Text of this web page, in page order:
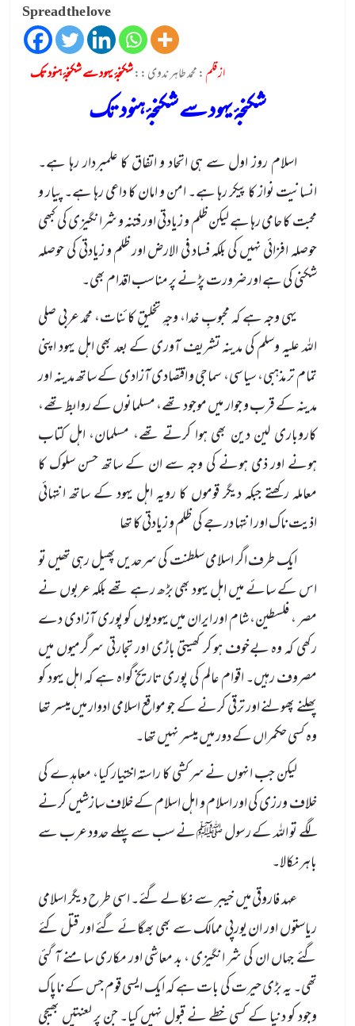
Spread the love
از قلم: محمد طاہر ندوی ::شکنجۂ یہود سے شکنجۂ ہنود تک
شکنجۂ یہود سے شکنجۂ ہنود تک
اسلام روز اول سے ہی اتحاد و اتفاق کا علمبردار رہا ہے۔
انسانیت نواز کا پیکر رہا ہے۔ امن و امان کا داعی رہا ہے۔ پیار و
محبت کا حامی رہا ہے لیکن ظلم و زیادتی اور فتنہ و شرانگیزی کی کبھی
حوصلہ افزائی نہیں کی بلکہ فساد فی الارض اور ظلم و زیادتی کی حوصلہ
شکنی کی ہے اور ضرورت پڑنے پر مناسب اقدام بھی۔
یہی وجہ ہے کہ محبوبِ خدا، وجہِ تخلیقِ کائنات، محمد عربی صلی
اللہ علیہ وسلم کی مدینہ تشریف آوری کے بعد بھی اہل یہود اپنی
تمام تر مذہبی، سیاسی، سماجی و اقتصادی آزادی کے ساتھ مدینہ اور
مدینہ کے قرب و جوار میں موجود تھے، مسلمانوں کے روابط تھے،
کاروباری لین دین بھی ہوا کرتے تھے، مسلمان، اہل کتاب
ہونے اور ذمی ہونے کی وجہ سے ان کے ساتھ حسن سلوک کا
معاملہ رکھتے جبکہ دیگر قوموں کا رویہ اہل یہود کے ساتھ انتہائی
اذیت ناک اور انتہا درجے کی ظلم و زیادتی کا تھا
ایک طرف اگر اسلامی سلطنت کی سرحدیں پھیل رہی تھیں تو
اس کے سائے میں اہل یہود بھی بڑھ رہے تھے بلکہ عربوں نے
مصر ، فلسطین، شام اور ایران میں یہودیوں کو پوری آزادی دے
رکھی کہ وہ بےخوف ہو کر کھیتی باڑی اور تجارتی سرگرمیوں میں
مصروف رہیں۔ اقوام عالم کی پوری تاریخ گواہ ہے کہ اہل یہود کو
پھلنے پھولنے اور ترقی کرنے کے جو مواقع اسلامی ادوار میں میسر تھا
وہ کسی حکمراں کے دور میں میسر نہیں تھا۔
لیکن جب انہوں نے سرکشی کا راستہ اختیار کیا، معاہدے کی
خلاف ورزی کی اور اسلام و اہل اسلام کے خلاف سازشیں کرنے
لگے تو اللہ کے رسول ﷺ نے سب سے پہلے حدود عرب سے
باہر نکالا۔
عہد فاروقی میں خیبر سے نکالے گئے۔ اسی طرح دیگر اسلامی
ریاستوں اور ان یورپی ممالک سے بھی بھگائے گئے اور قتل کئے
گئے جہاں ان کی شر انگیزی ، بد معاشی اور مکاری سامنے آ گئی
تھی۔ یہ بڑی حیرت کی بات ہے کہ ایک ایسی قوم جس کے ناپاک
وجود کو دنیا کے کسی خطے نے قبول نہیں کیا۔ جن پر لعنتیں بھیجی